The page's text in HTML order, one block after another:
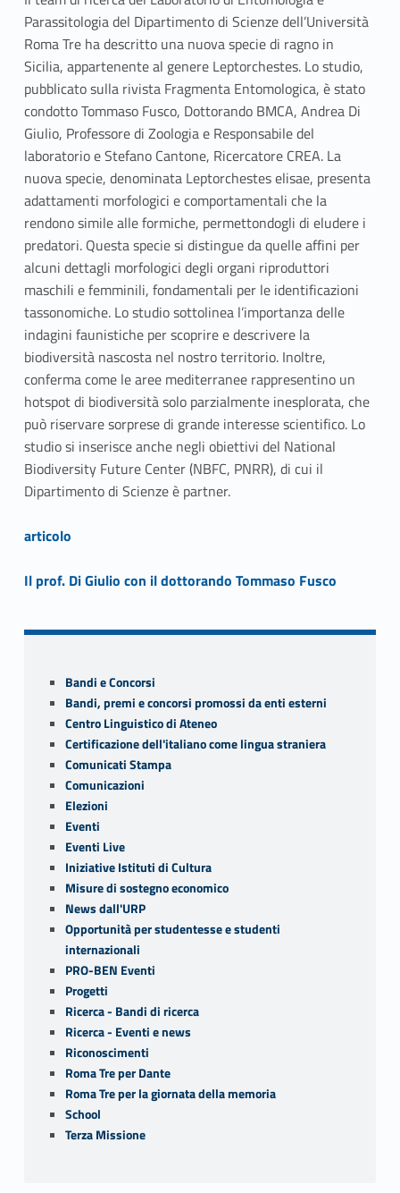
b
o
o
k
itt
er
Parassitologia del Dipartimento di Scienze dell’Università
Roma Tre ha descritto una nuova specie di ragno in
Sicilia, appartenente al genere Leptorchestes. Lo studio,
pubblicato sulla rivista Fragmenta Entomologica, è stato
condotto Tommaso Fusco, Dottorando BMCA, Andrea Di
Giulio, Professore di Zoologia e Responsabile del
laboratorio e Stefano Cantone, Ricercatore CREA. La
nuova specie, denominata Leptorchestes elisae, presenta
adattamenti morfologici e comportamentali che la
rendono simile alle formiche, permettondogli di eludere i
predatori. Questa specie si distingue da quelle affini per
alcuni dettagli morfologici degli organi riproduttori
maschili e femminili, fondamentali per le identificazioni
tassonomiche. Lo studio sottolinea l’importanza delle
indagini faunistiche per scoprire e descrivere la
biodiversità nascosta nel nostro territorio. Inoltre,
conferma come le aree mediterranee rappresentino un
hotspot di biodiversità solo parzialmente inesplorata, che
può riservare sorprese di grande interesse scientifico. Lo
studio si inserisce anche negli obiettivi del National
Biodiversity Future Center (NBFC, PNRR), di cui il
Dipartimento di Scienze è partner.
Link identifier #identifier__166722-1
articolo
Link identifier #identifier__199453-2
Il prof. Di Giulio con il dottorando Tommaso Fusco
Sidebar
Bandi e Concorsi
Bandi, premi e concorsi promossi da enti esterni
Centro Linguistico di Ateneo
Certificazione dell'italiano come lingua straniera
Comunicati Stampa
Comunicazioni
Elezioni
Eventi
Eventi Live
Iniziative Istituti di Cultura
Misure di sostegno economico
News dall'URP
Opportunità per studentesse e studenti
internazionali
PRO-BEN Eventi
Progetti
Ricerca - Bandi di ricerca
Ricerca - Eventi e news
Riconoscimenti
Roma Tre per Dante
Roma Tre per la giornata della memoria
School
Terza Missione